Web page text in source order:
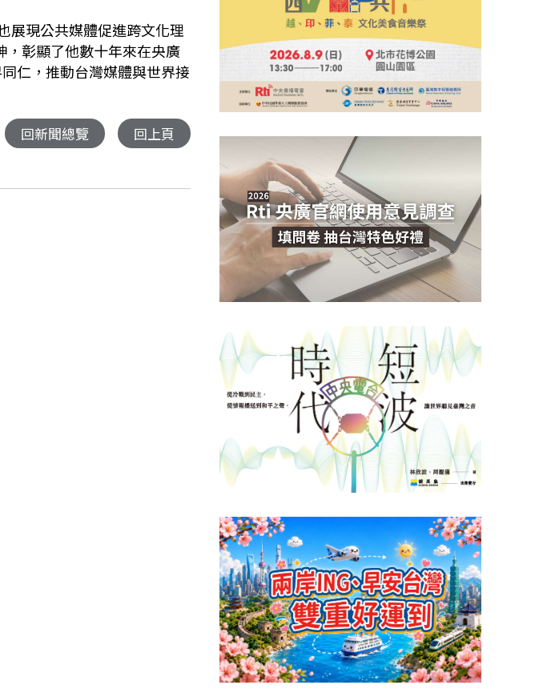
展現公共媒體促進跨文化理
，彰顯了他數十年來在央廣
仁，推動台灣媒體與世界接
回新聞總覽 回上頁